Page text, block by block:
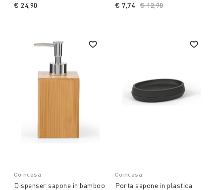
€ 24,90
Price reduced from
€ 12,90to
€ 7,74
Coincasa
Dispenser sapone in bamboo
Coincasa
Porta sapone in plastica